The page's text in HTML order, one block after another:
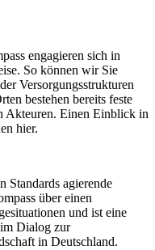
engagieren sich in
So können wir Sie
Versorgungsstrukturen
bestehen bereits feste
Akteuren. Einen Einblick in
hier.
Standards agierende
über einen
und ist eine
Dialog zur
in Deutschland.